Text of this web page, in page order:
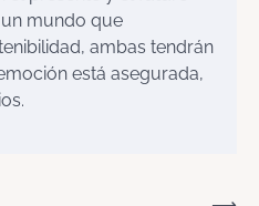
mundo que
ambas tendrán
está asegurada,